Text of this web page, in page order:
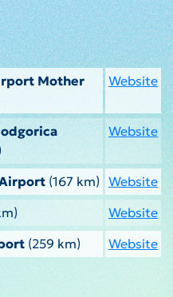
Mother
Website
Website
(167 km) Website
Website
(259 km) Website